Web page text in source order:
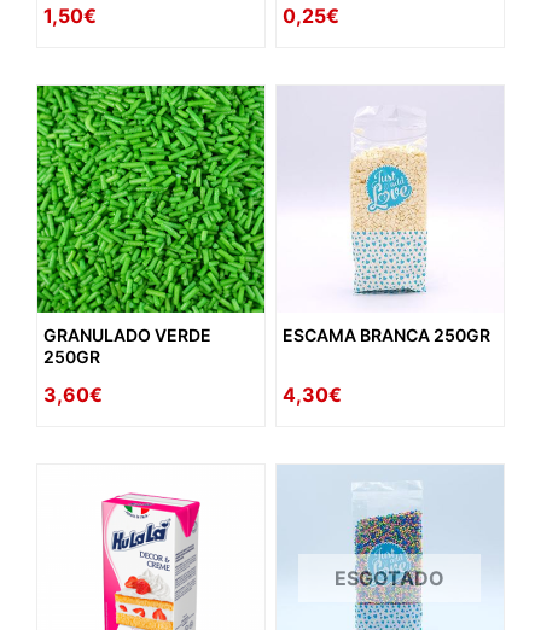
1,50€ 0,25€
GRANULADO VERDE
250GR
3,60€
ESCAMA BRANCA 250GR
4,30€
ESGOTADO